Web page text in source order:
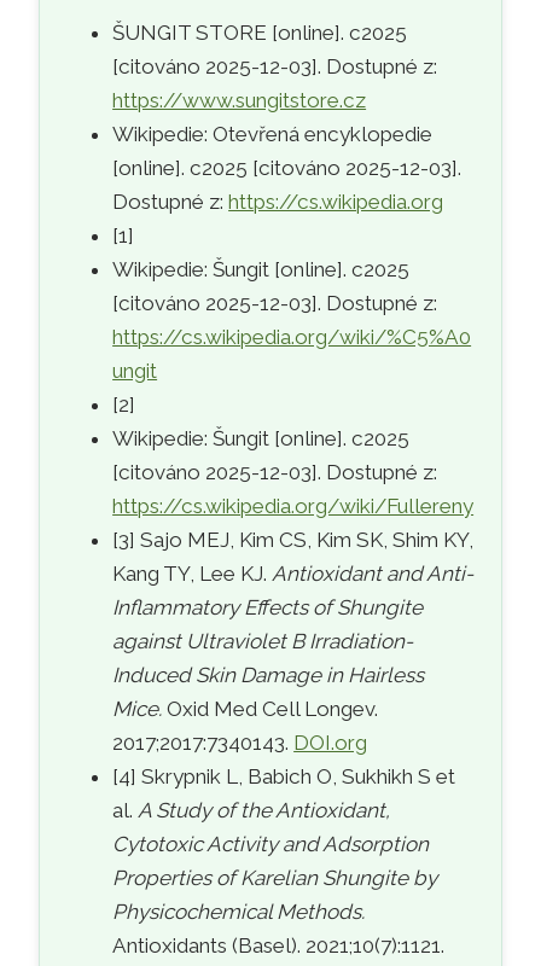
ŠUNGIT STORE [online]. c2025
[citováno 2025-12-03]. Dostupné z:
https://www.sungitstore.cz
Wikipedie: Otevřená encyklopedie
[online]. c2025 [citováno 2025-12-03].
Dostupné z:https://cs.wikipedia.org
[1]
Wikipedie: Šungit [online]. c2025
[citováno 2025-12-03]. Dostupné z:
https://cs.wikipedia.org/wiki/%C5%A0
ungit
[2]
Wikipedie: Šungit [online]. c2025
[citováno 2025-12-03]. Dostupné z:
https://cs.wikipedia.org/wiki/Fullereny
[3] Sajo MEJ, Kim CS, Kim SK, Shim KY,
Kang TY, Lee KJ.Antioxidant and Anti-
Inflammatory Effects of Shungite
against Ultraviolet B Irradiation-
Induced Skin Damage in Hairless
Mice. Oxid Med Cell Longev.
2017;2017:7340143. DOI.org
[4] Skrypnik L, Babich O, Sukhikh S et
al.A Study of the Antioxidant,
Cytotoxic Activity and Adsorption
Properties of Karelian Shungite by
Physicochemical Methods.
Antioxidants (Basel). 2021;10(7):1121.